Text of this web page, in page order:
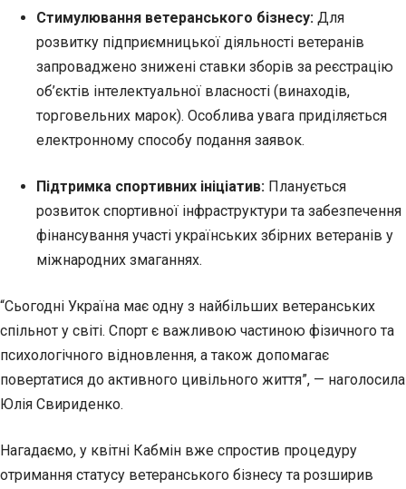
Стимулювання ветеранського бізнесу: Для
розвитку підприємницької діяльності ветеранів
запроваджено знижені ставки зборів за реєстрацію
об’єктів інтелектуальної власності (винаходів,
торговельних марок). Особлива увага приділяється
електронному способу подання заявок.
Підтримка спортивних ініціатив: Планується
розвиток спортивної інфраструктури та забезпечення
фінансування участі українських збірних ветеранів у
міжнародних змаганнях.
“Сьогодні Україна має одну з найбільших ветеранських
спільнот у світі. Спорт є важливою частиною фізичного та
психологічного відновлення, а також допомагає
повертатися до активного цивільного життя”, — наголосила
Юлія Свириденко.
Нагадаємо, у квітні Кабмін вже спростив процедуру
отримання статусу ветеранського бізнесу та розширив